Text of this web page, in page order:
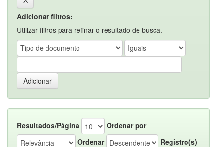
Adicionar filtros:
Utilizar filtros para refinar o resultado de busca.
Resultados/Página
Ordenar por
Ordenar
Registro(s)